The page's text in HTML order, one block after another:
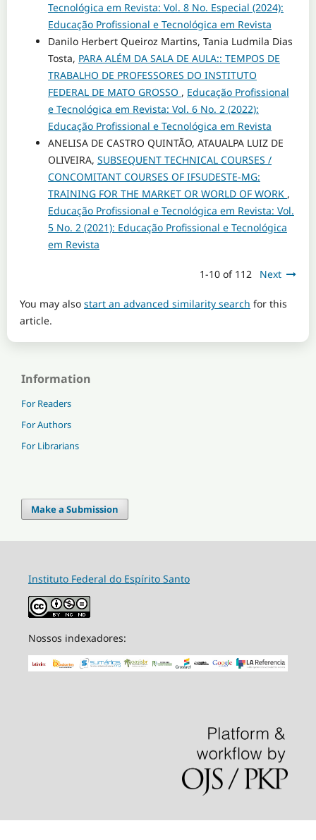
Tecnológica em Revista: Vol. 8 No. Especial (2024):
Educação Profissional e Tecnológica em Revista
Danilo Herbert Queiroz Martins, Tania Ludmila Dias
Tosta, PARA ALÉM DA SALA DE AULA:: TEMPOS DE
TRABALHO DE PROFESSORES DO INSTITUTO
FEDERAL DE MATO GROSSO , Educação Profissional
e Tecnológica em Revista: Vol. 6 No. 2 (2022):
Educação Profissional e Tecnológica em Revista
ANELISA DE CASTRO QUINTÃO, ATAUALPA LUIZ DE
OLIVEIRA, SUBSEQUENT TECHNICAL COURSES /
CONCOMITANT COURSES OF IFSUDESTE-MG:
TRAINING FOR THE MARKET OR WORLD OF WORK ,
Educação Profissional e Tecnológica em Revista: Vol.
5 No. 2 (2021): Educação Profissional e Tecnológica
em Revista
1-10 of 112 Next
You may also start an advanced similarity search for this
article.
Information
For Readers
For Authors
For Librarians
Make a Submission
Instituto Federal do Espírito Santo
Nossos indexadores: